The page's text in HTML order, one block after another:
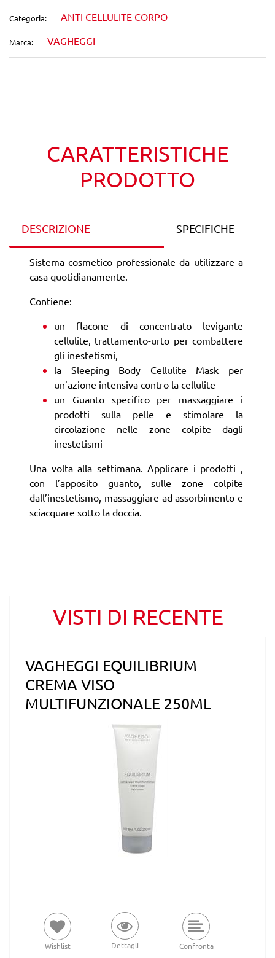
Categoria: ANTI CELLULITE CORPO
Marca: VAGHEGGI
CARATTERISTICHE
PRODOTTO
DESCRIZIONE SPECIFICHE
Sistema cosmetico professionale da utilizzare a
casa quotidianamente.
Contiene:
un flacone di concentrato levigante
cellulite, trattamento-urto per combattere
gli inestetismi,
la Sleeping Body Cellulite Mask per
un'azione intensiva contro la cellulite
un Guanto specifico per massaggiare i
prodotti sulla pelle e stimolare la
circolazione nelle zone colpite dagli
inestetismi
Una volta alla settimana. Applicare i prodotti ,
con l’apposito guanto, sulle zone colpite
dall’inestetismo, massaggiare ad assorbimento e
sciacquare sotto la doccia.
VISTI DI RECENTE
VAGHEGGI EQUILIBRIUM
CREMA VISO
MULTIFUNZIONALE 250ML
Wishlist Dettagli Confronta